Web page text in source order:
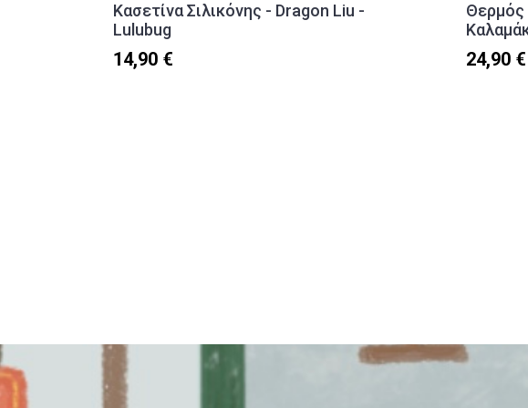
Κασετίνα Σιλικόνης - Dragon Liu -
Lulubug
14,90 €
Θερμός
24,90 €